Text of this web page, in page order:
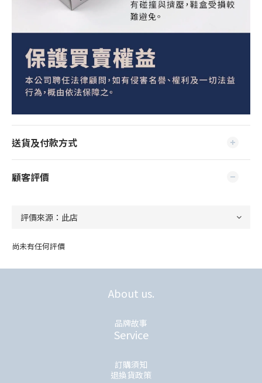
送貨及付款方式
顧客評價
尚未有任何評價
About us.
品牌故事
Service
訂購須知
退換貨政策